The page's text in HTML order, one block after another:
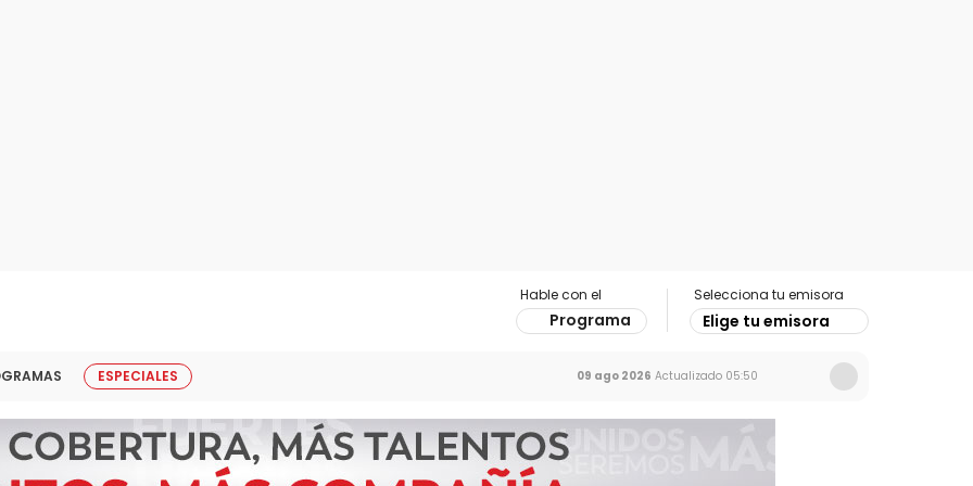
Hable con el
Programa
Selecciona tu emisora
Elige tu emisora
ESPECIALES 09 ago 2026 Actualizado 05:50